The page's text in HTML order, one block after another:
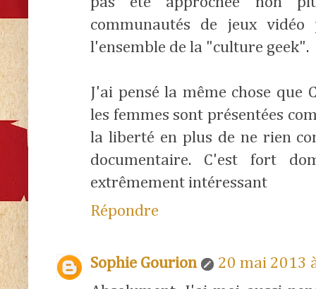
communautés de jeux
l'ensemble de la "culture geek".
J'ai pensé la même chose que
les femmes sont présentées
la liberté en plus de ne rien
documentaire. C'est fort
extrêmement intéressant
Répondre
Sophie Gourion
20 mai 2013